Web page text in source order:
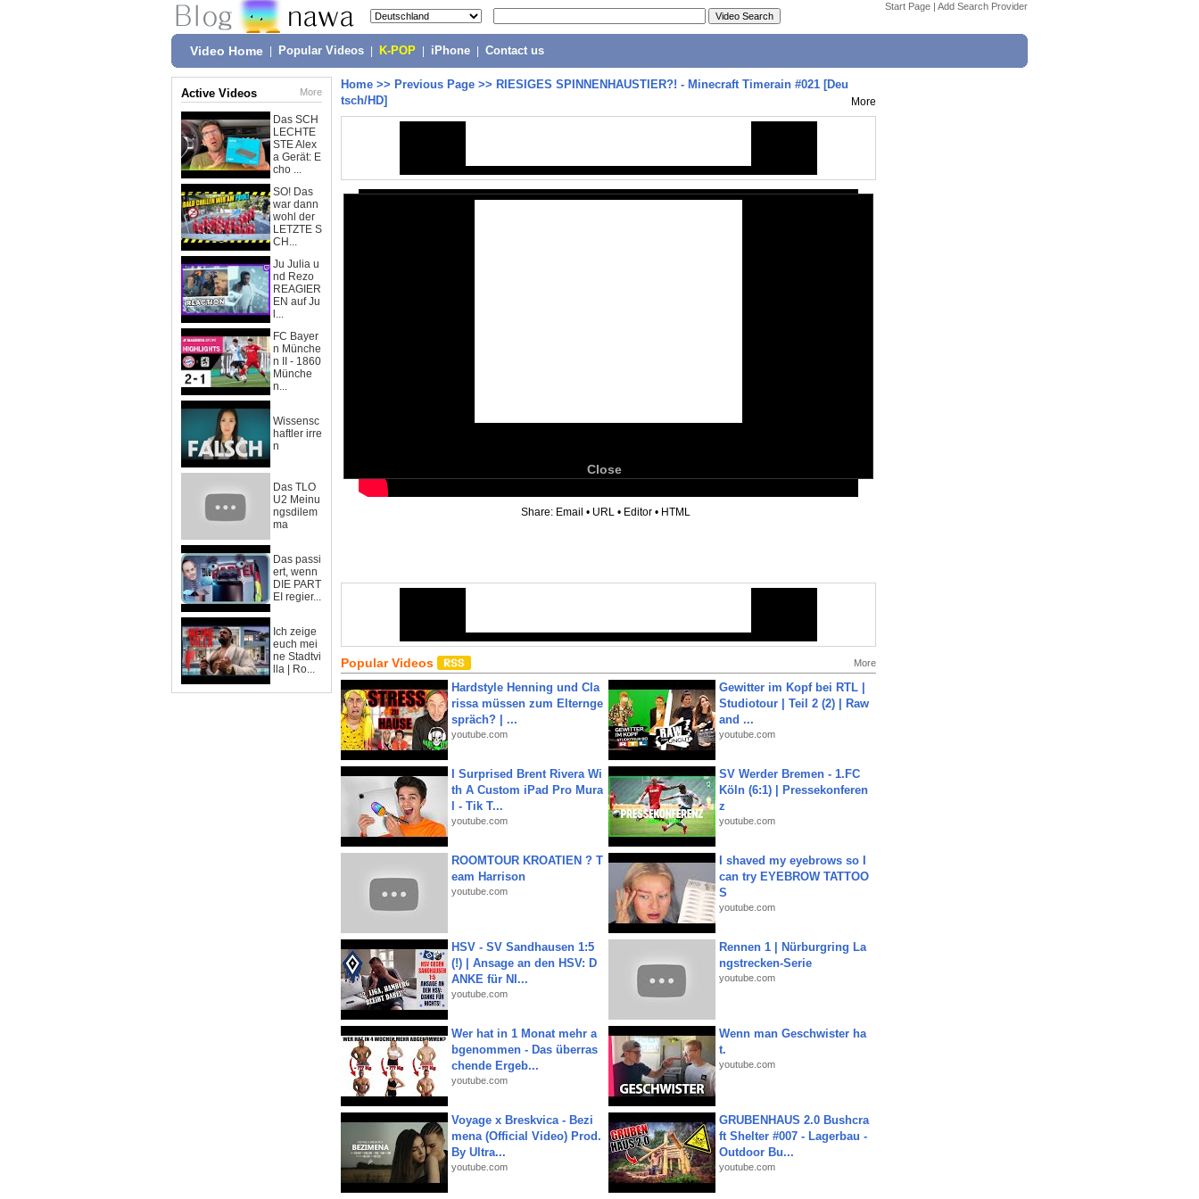
Start Page | Add Search Provider
Video Home Popular Videos K-POP iPhone Contact us
Active Videos More
Das SCH
LECHTE
STE Alex
a Gerät: E
cho ...
SO! Das
war dann
wohl der
LETZTE S
CH...
Ju Julia u
nd Rezo
REAGIER
EN auf Ju
l...
FC Bayer
n Münche
n II - 1860
Münche
n...
Wissensc
haftler irre
n
Das TLO
U2 Meinu
ngsdilem
ma
Das passi
ert, wenn
DIE PART
EI regier...
Ich zeige
euch mei
ne Stadtvi
lla | Ro...
Home >> Previous Page >> RIESIGES SPINNENHAUSTIER?! - Minecraft Timerain #021 [Deu
tsch/HD]
More
Close
Share: Email • URL • Editor • HTML
Popular Videos More
Hardstyle Henning und Cla
rissa müssen zum Elternge
spräch? | ...
youtube.com
Gewitter im Kopf bei RTL |
Studiotour | Teil 2 (2) | Raw
and ...
youtube.com
I Surprised Brent Rivera Wi
th A Custom iPad Pro Mura
l - Tik T...
youtube.com
SV Werder Bremen - 1.FC
Köln (6:1) | Pressekonferen
z
youtube.com
ROOMTOUR KROATIEN ? T
eam Harrison
youtube.com
I shaved my eyebrows so I
can try EYEBROW TATTOO
S
youtube.com
HSV - SV Sandhausen 1:5
(!) | Ansage an den HSV: D
ANKE für NI...
youtube.com
Rennen 1 | Nürburgring La
ngstrecken-Serie
youtube.com
Wer hat in 1 Monat mehr a
bgenommen - Das überras
chende Ergeb...
youtube.com
Wenn man Geschwister ha
t.
youtube.com
Voyage x Breskvica - Bezi
mena (Official Video) Prod.
By Ultra...
youtube.com
GRUBENHAUS 2.0 Bushcra
ft Shelter #007 - Lagerbau -
Outdoor Bu...
youtube.com